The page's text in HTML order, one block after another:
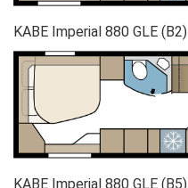
KABE Imperial 880 GLE (B2)
KABE Imperial 880 GLE (B5)